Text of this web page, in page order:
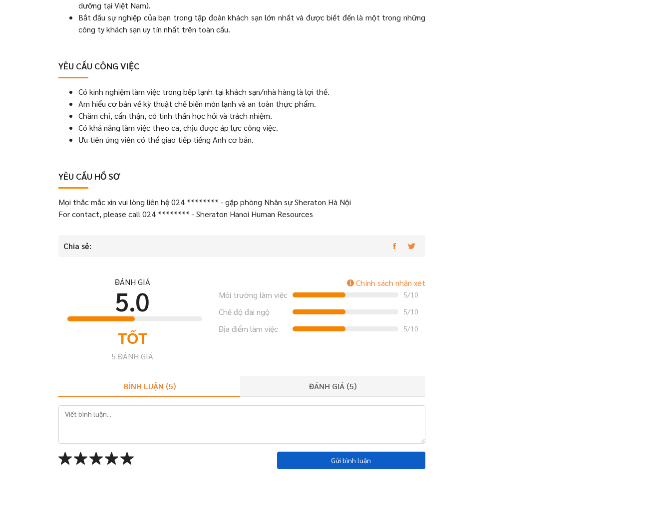
dưỡng tại Việt Nam).
Bắt đầu sự nghiệp của bạn trong tập đoàn khách sạn lớn nhất và được biết đến là một trong những
công ty khách sạn uy tín nhất trên toàn cầu.
YÊU CẦU CÔNG VIỆC
Có kinh nghiệm làm việc trong bếp lạnh tại khách sạn/nhà hàng là lợi thế.
Am hiểu cơ bản về kỹ thuật chế biến món lạnh và an toàn thực phẩm.
Chăm chỉ, cẩn thận, có tinh thần học hỏi và trách nhiệm.
Có khả năng làm việc theo ca, chịu được áp lực công việc.
Ưu tiên ứng viên có thể giao tiếp tiếng Anh cơ bản.
YÊU CẦU HỒ SƠ
Mọi thắc mắc xin vui lòng liên hệ 024 ******** - gặp phòng Nhân sự Sheraton Hà Nội
For contact, please call 024 ******** - Sheraton Hanoi Human Resources
Chia sẻ:
ĐÁNH GIÁ
5.0
TỐT
5 ĐÁNH GIÁ
Chính sách nhận xét
Môi trường làm việc
5/10
Chế độ đãi ngộ 5/10
Địa điểm làm việc 5/10
BÌNH LUẬN (5) ĐÁNH GIÁ (5)
Gửi bình luận